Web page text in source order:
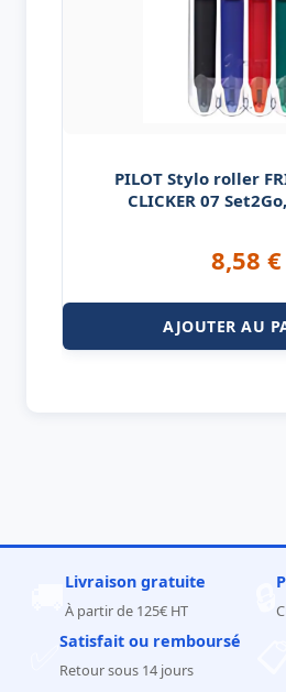
PILOT Stylo roller
CLICKER 07
8,58 €
AJOUTER AU
Livraison gratuite
À partir de 125€ HT
Satisfait ou remboursé
Retour sous 14 jours